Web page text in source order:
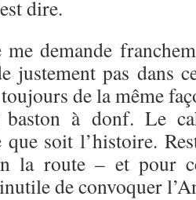
dire.
demande
justement pas dans
de la même
à donf. Le
que soit l’histoire.
la route – et pour
de convoquer